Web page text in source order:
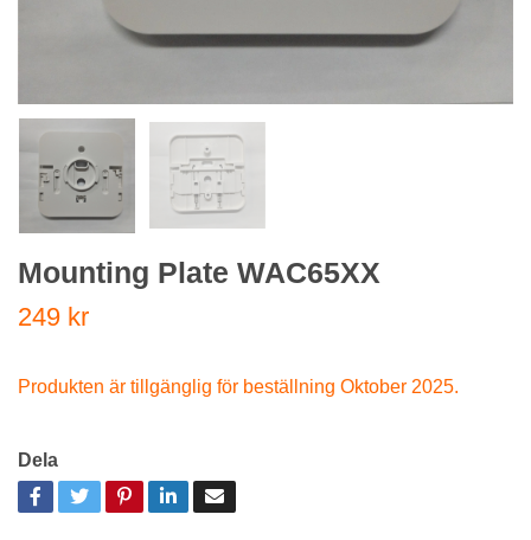
Mounting Plate WAC65XX
249 kr
Produkten är tillgänglig för beställning Oktober 2025.
Dela